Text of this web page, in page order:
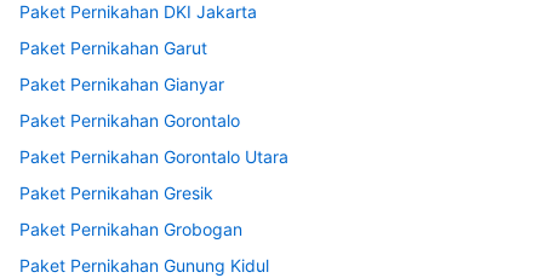
Paket Pernikahan DKI Jakarta
Paket Pernikahan Garut
Paket Pernikahan Gianyar
Paket Pernikahan Gorontalo
Paket Pernikahan Gorontalo Utara
Paket Pernikahan Gresik
Paket Pernikahan Grobogan
Paket Pernikahan Gunung Kidul